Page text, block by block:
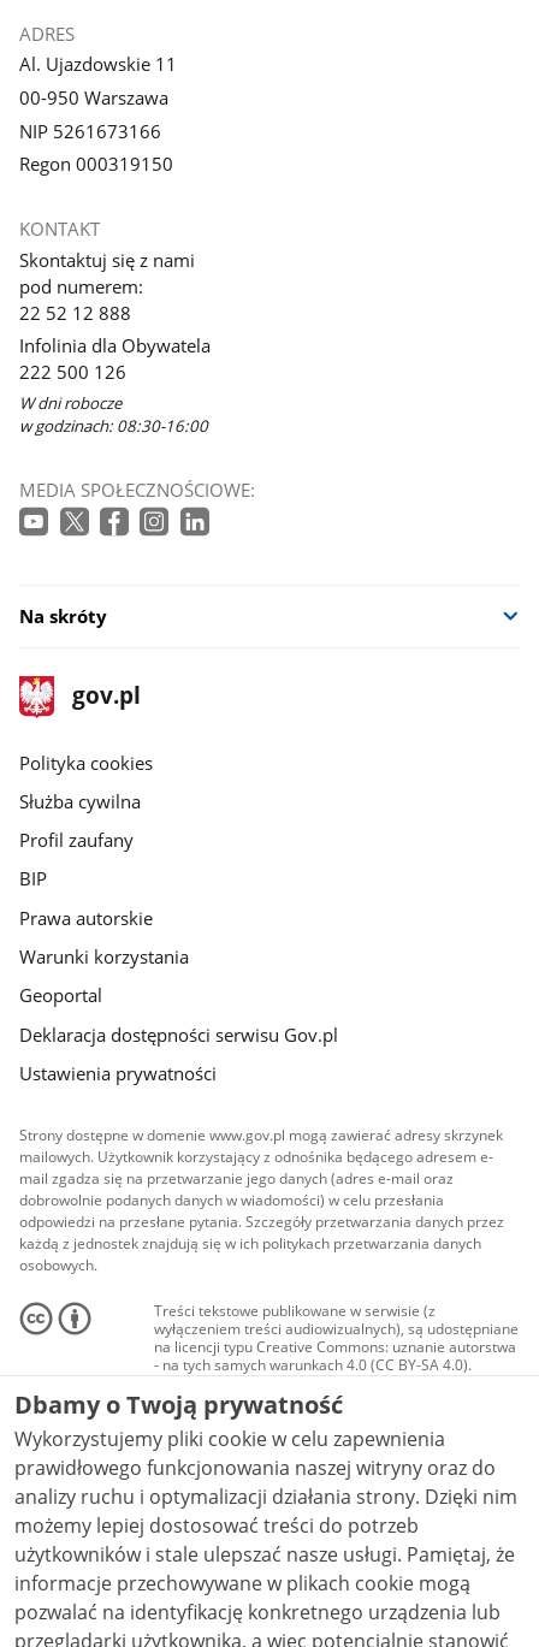
ADRES
Al. Ujazdowskie 11
00-950 Warszawa
NIP 5261673166
Regon 000319150
KONTAKT
Skontaktuj się z nami
pod numerem:
22 52 12 888
Infolinia dla Obywatela
222 500 126
W dni robocze
w godzinach: 08:30-16:00
MEDIA SPOŁECZNOŚCIOWE:
Na skróty
stopka
gov.pl
Strona
gov.pl
gov.pl
Polityka cookies
Służba cywilna
Profil zaufany
BIP
Prawa autorskie
Warunki korzystania
Geoportal
Deklaracja dostępności serwisu Gov.pl
Ustawienia prywatności
Strony dostępne w domenie www.gov.pl mogą zawierać adresy skrzynek
mailowych. Użytkownik korzystający z odnośnika będącego adresem e-
mail zgadza się na przetwarzanie jego danych (adres e-mail oraz
dobrowolnie podanych danych w wiadomości) w celu przesłania
odpowiedzi na przesłane pytania. Szczegóły przetwarzania danych przez
każdą z jednostek znajdują się w ich politykach przetwarzania danych
osobowych.
Treści tekstowe publikowane w serwisie (z
wyłączeniem treści audiowizualnych), są udostępniane
na licencji typu Creative Commons: uznanie autorstwa
- na tych samych warunkach 4.0 (CC BY-SA 4.0).
Materiały audiowizualne, w tym zdjęcia, materiały
audio i wideo, są udostępniane na licencji typu
Creative Commons: uznanie autorstwa użycie
niekomercyjne - bez utworów zależnych 4.0 (CC BY-
NC-ND 4.0), o ile nie jest to stwierdzone inaczej.
Dbamy o Twoją prywatność
Wykorzystujemy pliki cookie w celu zapewnienia
prawidłowego funkcjonowania naszej witryny oraz do
analizy ruchu i optymalizacji działania strony. Dzięki nim
możemy lepiej dostosować treści do potrzeb
użytkowników i stale ulepszać nasze usługi. Pamiętaj, że
informacje przechowywane w plikach cookie mogą
pozwalać na identyfikację konkretnego urządzenia lub
przeglądarki użytkownika, a więc potencjalnie stanowić